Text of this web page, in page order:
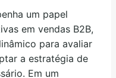
um papel
em vendas B2B,
para avaliar
a estratégia de
Em um